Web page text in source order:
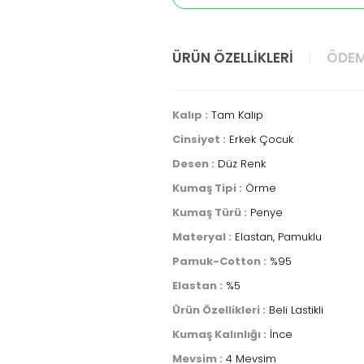
ÜRÜN ÖZELLIKLERI
Kalıp : Tam Kalıp
Cinsiyet : Erkek Çocuk
Desen : Düz Renk
Kumaş Tipi : Örme
Kumaş Türü : Penye
Materyal : Elastan, Pamuklu
Pamuk-Cotton : %95
Elastan : %5
Ürün Özellikleri : Beli Lastikli
Kumaş Kalınlığı : İnce
Mevsim : 4 Mevsim